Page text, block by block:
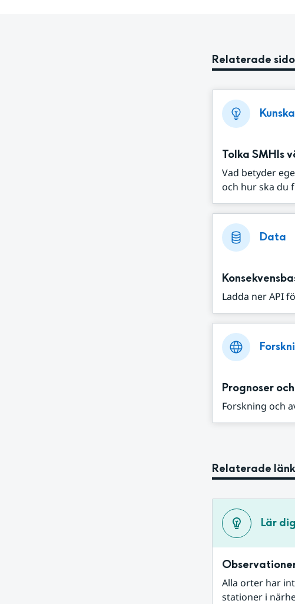
Relaterade
Tolka SMHIs
Vad betyder
och hur ska du
Data
Ladda ner API
Prognoser
Forskning och
Relaterade
Lär
Alla orter har
stationer i